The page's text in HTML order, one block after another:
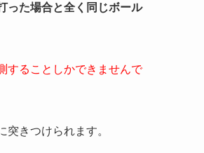
った場合と全く同じボール
することしかできませんで
きつけられます。